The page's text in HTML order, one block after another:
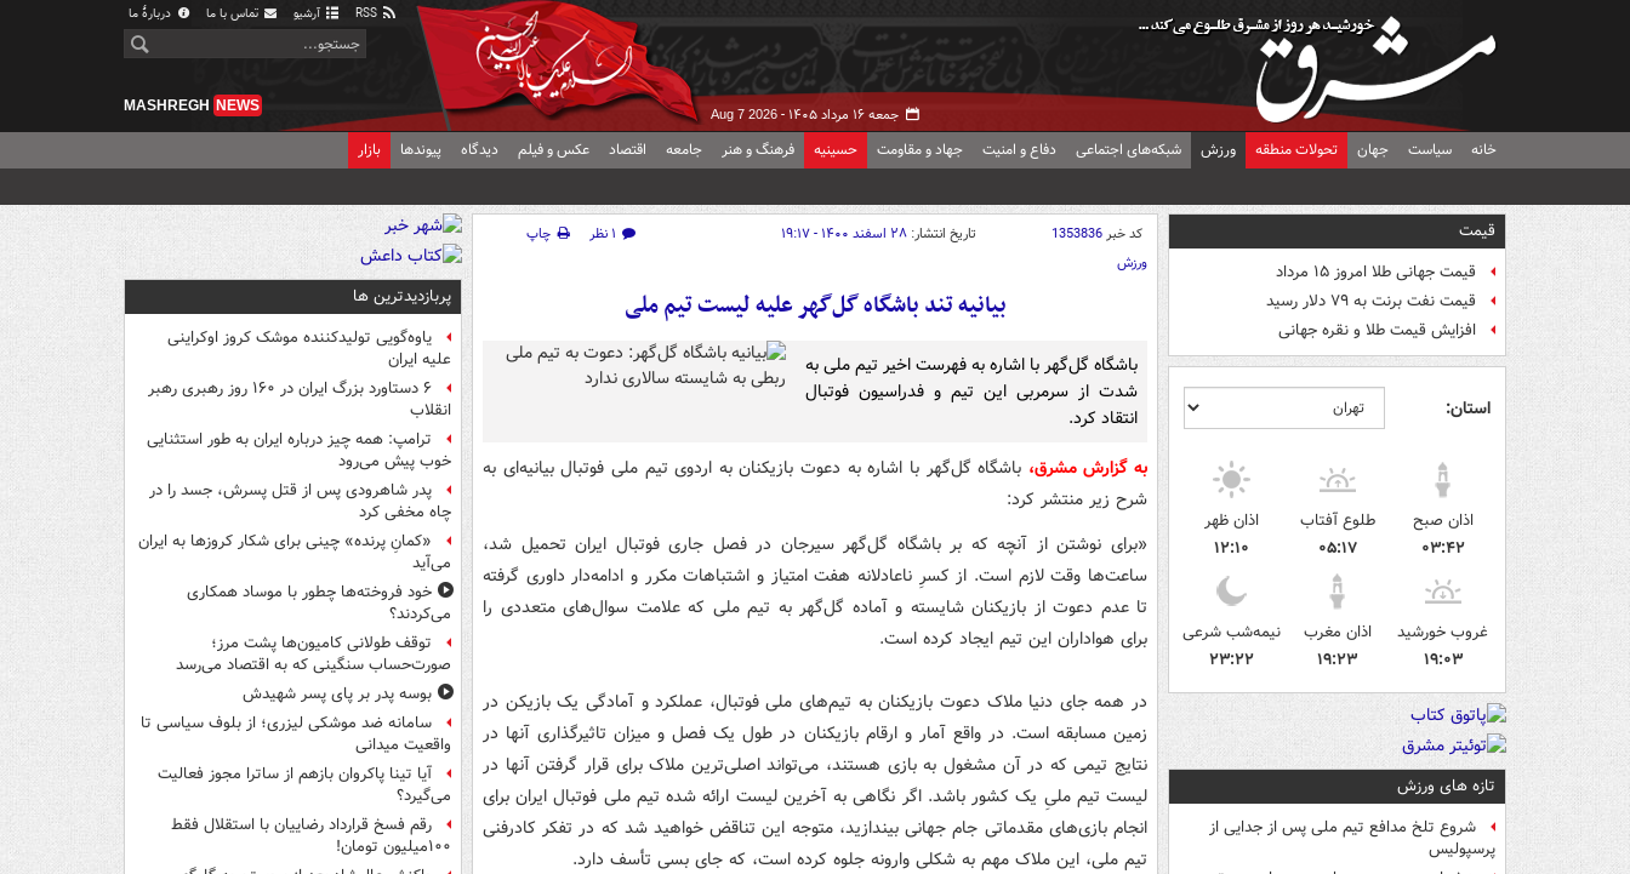
آرشیو تماس با ما دربارهٔ ما
جمعه ۱۶ مرداد ۱۴۰۵ - Aug 7 2026
MASHREGH NEWS
خانه سیاست جهان تحولات منطقه ورزش شبکه‌های اجتماعی دفاع و امنیت جهاد و مقاومت حسینیه فرهنگ و هنر جامعه اقتصاد عکس و فیلم دیدگاه پیوندها بازار
قیمت
قیمت جهانی طلا امروز ۱۵ مرداد
قیمت نفت برنت به ۷۹ دلار رسید
افزایش قیمت طلا و نقره جهانی
استان:
اذان صبح
۰۳:۴۲
طلوع آفتاب
۰۵:۱۷
اذان ظهر
۱۲:۱۰
غروب خورشید
۱۹:۰۳
اذان مغرب
۱۹:۲۳
نیمه‌شب شرعی
۲۳:۲۲
تازه های ورزش
شروع تلخ مدافع تیم ملی پس از جدایی از
پرسپولیس
کد خبر1353836 تاریخ انتشار: ۲۸ اسفند ۱۴۰۰ - ۱۹:۱۷ ۱ نظر
چاپ
ورزش
بیانیه تند باشگاه گل‌گهر علیه لیست تیم ملی
باشگاه گل‌گهر با اشاره به فهرست اخیر تیم ملی به
شدت از سرمربی این تیم و فدراسیون فوتبال
انتقاد کرد.
به گزارش مشرق، باشگاه گل‌گهر با اشاره به دعوت بازیکنان به اردوی تیم ملی فوتبال بیانیه‌ای به
شرح زیر منتشر کرد:
«برای نوشتن از آنچه که بر باشگاه گل‌گهر سیرجان در فصل جاری فوتبال ایران تحمیل شد،
ساعت‌ها وقت لازم است. از کسرِ ناعادلانه هفت امتیاز و اشتباهات مکرر و ادامه‌دار داوری گرفته
تا عدم دعوت از بازیکنان شایسته و آماده گل‌گهر به تیم ملی که علامت سوال‌های متعددی را
برای هواداران این تیم ایجاد کرده است.
در همه جای دنیا ملاک دعوت بازیکنان به تیم‌های ملی فوتبال، عملکرد و آمادگی یک بازیکن در
زمین مسابقه است. در واقع آمار و ارقام بازیکنان در طول یک فصل و میزان تاثیرگذاری آنها در
نتایج تیمی که در آن مشغول به بازی هستند، می‌تواند اصلی‌ترین ملاک برای قرار گرفتن آنها در
لیست تیم ملیِ یک کشور باشد. اگر نگاهی به آخرین لیست ارائه شده تیم ملی فوتبال ایران برای
انجام بازی‌های مقدماتی جام جهانی بیندازید، متوجه این تناقض خواهید شد که در تفکر کادرفنی
تیم ملی، این ملاک مهم به شکلی وارونه جلوه کرده است، که جای بسی تأسف دارد.
پربازدیدترین ها
یاوه‌گویی تولیدکننده موشک کروز اوکراینی
علیه ایران
۶ دستاورد بزرگ ایران در ۱۶۰ روز رهبری رهبر
انقلاب
ترامپ: همه چیز درباره ایران به طور استثنایی
خوب پیش می‌رود
پدر شاهرودی پس از قتل پسرش، جسد را در
چاه مخفی کرد
«کمانِ پرنده» چینی برای شکار کروزها به ایران
می‌آید
خود فروخته‌ها چطور با موساد همکاری
می‌کردند؟
توقف طولانی کامیون‌ها پشت مرز؛
صورت‌حساب سنگینی که به اقتصاد می‌رسد
بوسه‌ پدر بر پای پسر شهیدش
سامانه ضد موشکی لیزری؛ از بلوف سیاسی تا
واقعیت میدانی
آیا تینا پاکروان بازهم از ساترا مجوز فعالیت
می‌گیرد؟
رقم فسخ قرارداد رضاییان با استقلال فقط
۱۰۰میلیون تومان!